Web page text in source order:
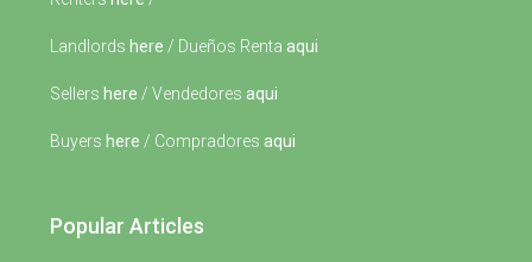
Landlords here / Dueños Renta aqui
Sellers here / Vendedores aqui
Buyers here / Compradores aqui
Popular Articles